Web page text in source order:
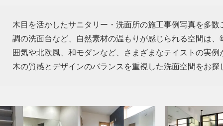
木目を活かしたサニタリー・洗面所の施工事例写真を多
調の洗面台など、自然素材の温もりが感じられる空間は
囲気や北欧風、和モダンなど、さまざまなテイストの実
木の質感とデザインのバランスを重視した洗面空間をお